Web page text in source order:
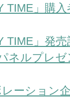
TIME」購
TIME」発
ネルプレ
ーション